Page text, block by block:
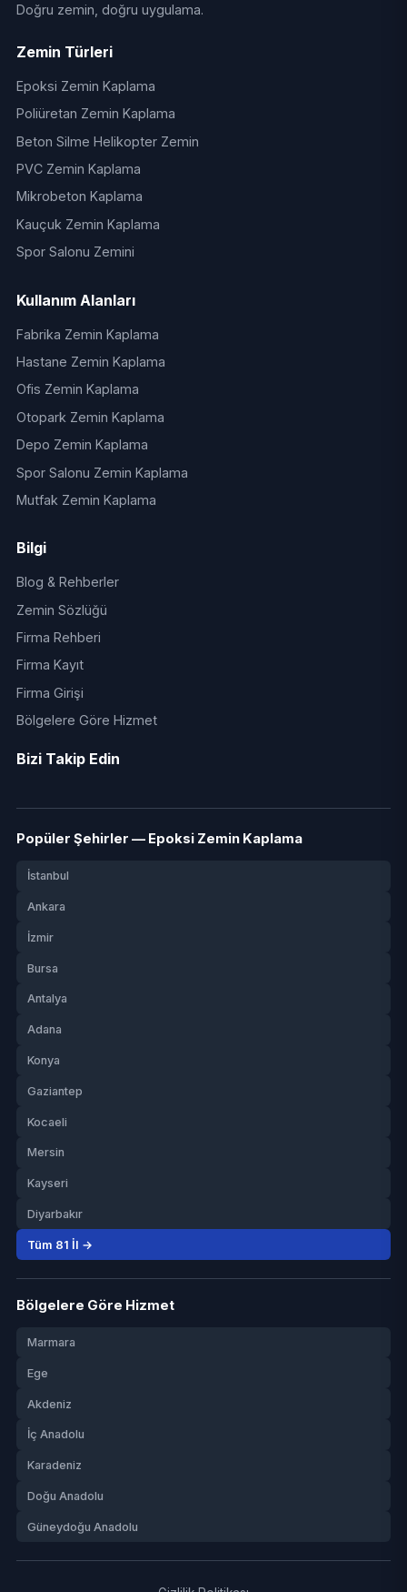
Doğru zemin, doğru uygulama.
Zemin Türleri
Epoksi Zemin Kaplama
Poliüretan Zemin Kaplama
Beton Silme Helikopter Zemin
PVC Zemin Kaplama
Mikrobeton Kaplama
Kauçuk Zemin Kaplama
Spor Salonu Zemini
Kullanım Alanları
Fabrika Zemin Kaplama
Hastane Zemin Kaplama
Ofis Zemin Kaplama
Otopark Zemin Kaplama
Depo Zemin Kaplama
Spor Salonu Zemin Kaplama
Mutfak Zemin Kaplama
Bilgi
Blog & Rehberler
Zemin Sözlüğü
Firma Rehberi
Firma Kayıt
Firma Girişi
Bölgelere Göre Hizmet
Bizi Takip Edin
Popüler Şehirler — Epoksi Zemin Kaplama
İstanbul
Ankara
İzmir
Bursa
Antalya
Adana
Konya
Gaziantep
Kocaeli
Mersin
Kayseri
Diyarbakır
Tüm 81 İl →
Bölgelere Göre Hizmet
Marmara
Ege
Akdeniz
İç Anadolu
Karadeniz
Doğu Anadolu
Güneydoğu Anadolu